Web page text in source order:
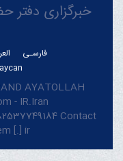
خبرگزاری دفتر
فارسـی
AYATOLLAH
- IR.Iran.
Contact
[.] ir